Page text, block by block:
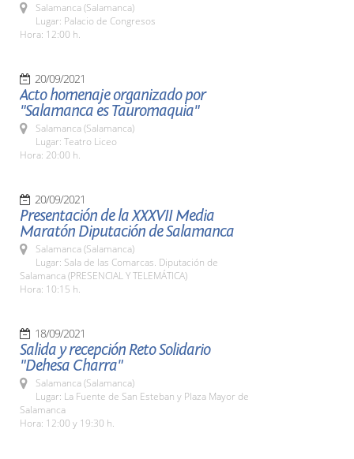
Salamanca (Salamanca)
Lugar: Palacio de Congresos
Hora: 12:00 h.
20/09/2021
Acto homenaje organizado por
"Salamanca es Tauromaquia"
Salamanca (Salamanca)
Lugar: Teatro Liceo
Hora: 20:00 h.
20/09/2021
Presentación de la XXXVII Media
Maratón Diputación de Salamanca
Salamanca (Salamanca)
Lugar: Sala de las Comarcas. Diputación de
Salamanca (PRESENCIAL Y TELEMÁTICA)
Hora: 10:15 h.
18/09/2021
Salida y recepción Reto Solidario
"Dehesa Charra"
Salamanca (Salamanca)
Lugar: La Fuente de San Esteban y Plaza Mayor de
Salamanca
Hora: 12:00 y 19:30 h.